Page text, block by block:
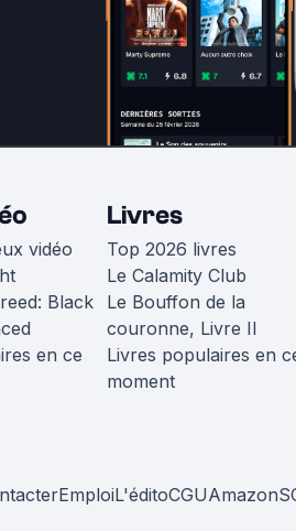
vidéo
Black
en ce
Livres
Top 2026 livres
Le Calamity Club
Le Bouffon de la
couronne, Livre II
Livres populaires en
moment
EmploiL'éditoCGUAmazon